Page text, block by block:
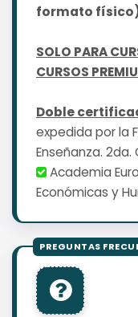
formato
SOLO PARA
CURSOS
Doble
expedida por la
Enseñanza.
Academia
Económicas y